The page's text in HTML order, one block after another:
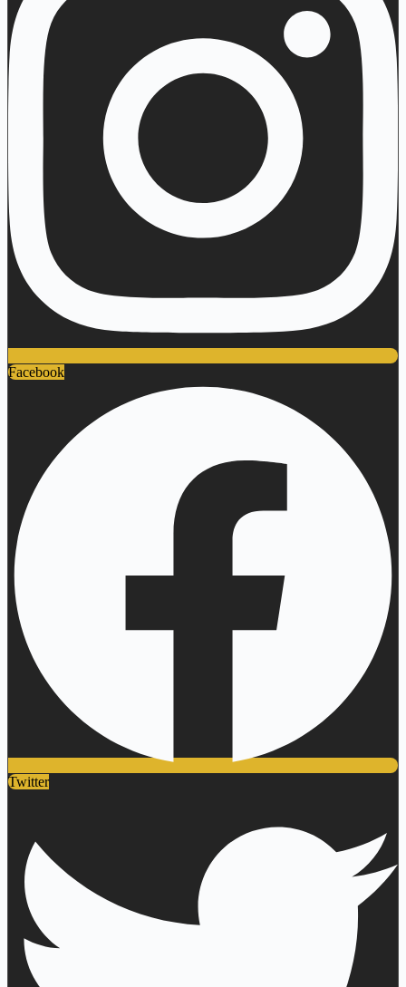
Facebook
Twitter